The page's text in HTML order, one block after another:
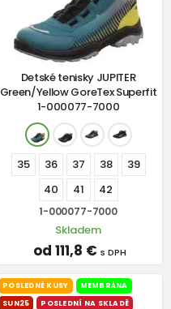
Detské tenisky JUPITER
Green/Yellow GoreTex Superfit
1-000077-7000
35 36 37 38
39
40
41 42
1-000077-7000
Skladem
od 111,8 € s DPH
POSLEDNÉ KUSY
MEMBRÁNA
SUN25
POSLEDNÍ NA SKLADĚ